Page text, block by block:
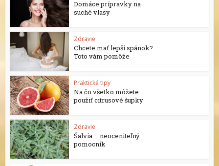
Domáce prípravky na
suché vlasy
Zdravie
Chcete mať lepší spánok?
Toto vám pomôže
Praktické tipy
Na čo všetko môžete
použiť citrusové šupky
Zdravie
Šalvia – neoceniteľný
pomocník